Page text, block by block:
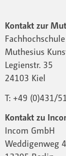
Kontakt zur
Muthesius
Legienstr. 35
24103 Kiel
T: +49 (0)431/
Kontakt zu
Incom GmbH
Weddigenweg